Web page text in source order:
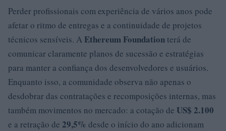
Perder profissionais com experiência de vários anos pode
afetar o ritmo de entregas e a continuidade de projetos
técnicos sensíveis. A Ethereum Foundation terá de
comunicar claramente planos de sucessão e estratégias
para manter a confiança dos desenvolvedores e usuários.
Enquanto isso, a comunidade observa não apenas o
desdobrar das contratações e recomposições internas, mas
também movimentos no mercado: a cotação de US$ 2.100
e a retração de 29,5% desde o início do ano adicionam